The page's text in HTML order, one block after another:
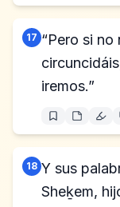
17 “Pero si
iremos.”
18 Y sus
Sheḵem,